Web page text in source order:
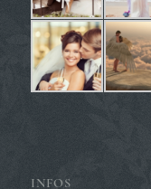
INFOS